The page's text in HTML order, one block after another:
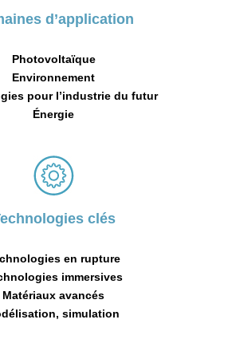
d’application
Photovoltaïque
Environnement
pour l’industrie du futur
Énergie
clés
en rupture
immersives
Matériaux avancés
simulation